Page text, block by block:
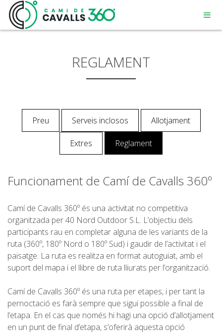
SENDERISME
13 ETAPES
10 ETAPES
8 ETAPES
REGLAMENT
Preu Serveis inclosos Allotjament
Extres Reglament
Funcionament de Camí de Cavalls 360º
Camí de Cavalls 360º és una activitat no competitiva
organitzada per 40 Nord Outdoor S.L. L’objectiu dels
participants rau en completar alguna de les variants de la
ruta (360º, 180º Nord o 180º Sud) i gaudir de l’activitat i el
paisatge. La ruta es realitza en format autoguiat, amb el
suport del mapa i el llibre de ruta lliurats per l’organització.
Camí de Cavalls 360º és una ruta per etapes, i per tant la
pernoctació es farà sempre que sigui possible a final de
l’etapa. En el cas que només hi hagi una opció d’allotjament
en un punt de final d’etapa, s’oferirà aquesta opció